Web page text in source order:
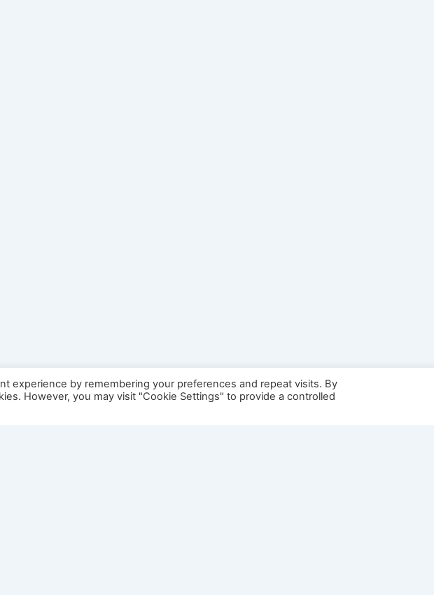
experience by remembering your preferences and repeat visits. By
However, you may visit "Cookie Settings" to provide a controlled